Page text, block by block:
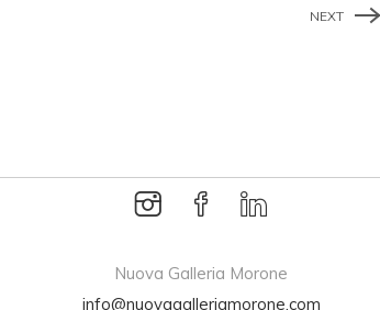
NEXT
Nuova Galleria Morone
info@nuovagalleriamorone.com